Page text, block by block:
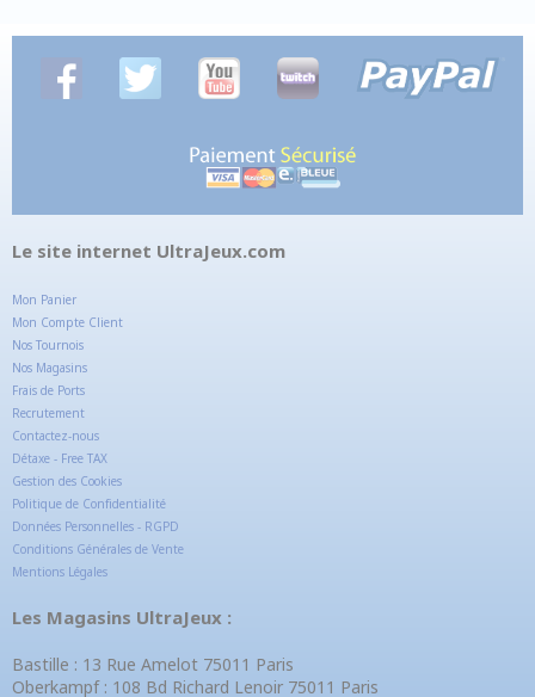
Le site internet UltraJeux.com
Mon Panier
Mon Compte Client
Nos Tournois
Nos Magasins
Frais de Ports
Recrutement
Contactez-nous
Détaxe - Free TAX
Gestion des Cookies
Politique de Confidentialité
Données Personnelles - RGPD
Conditions Générales de Vente
Mentions Légales
Les Magasins UltraJeux :
Bastille : 13 Rue Amelot 75011 Paris
Oberkampf : 108 Bd Richard Lenoir 75011 Paris